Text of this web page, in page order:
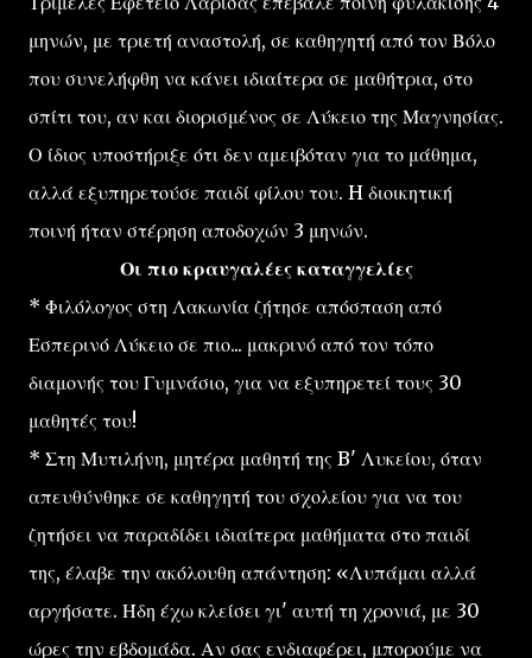
μηνών, με τριετή αναστολή, σε καθηγητή από τον Βόλο
που συνελήφθη να κάνει ιδιαίτερα σε μαθήτρια, στο
σπίτι του, αν και διορισμένος σε Λύκειο της Μαγνησίας.
Ο ίδιος υποστήριξε ότι δεν αμειβόταν για το μάθημα,
αλλά εξυπηρετούσε παιδί φίλου του. H διοικητική
ποινή ήταν στέρηση αποδοχών 3 μηνών.
Οι πιο κραυγαλέες καταγγελίες
* Φιλόλογος στη Λακωνία ζήτησε απόσπαση από
Εσπερινό Λύκειο σε πιο... μακρινό από τον τόπο
διαμονής του Γυμνάσιο, για να εξυπηρετεί τους 30
μαθητές του!
* Στη Μυτιλήνη, μητέρα μαθητή της B' Λυκείου, όταν
απευθύνθηκε σε καθηγητή του σχολείου για να του
ζητήσει να παραδίδει ιδιαίτερα μαθήματα στο παιδί
της, έλαβε την ακόλουθη απάντηση: «Λυπάμαι αλλά
αργήσατε. Ήδη έχω κλείσει γι' αυτή τη χρονιά, με 30
ώρες την εβδομάδα. Αν σας ενδιαφέρει, μπορούμε να